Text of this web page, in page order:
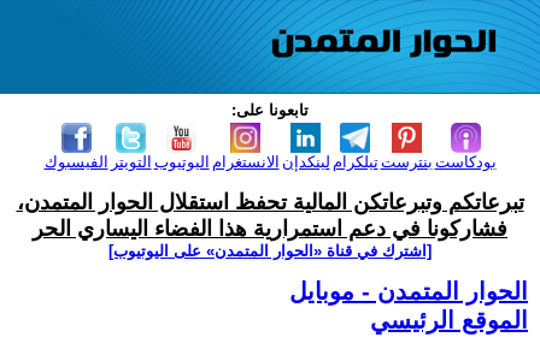
تابعونا على:
الفيسبوك التويتر اليوتيوب الانستغرام لينكدإن تيلكرامبنترست بودكاست
تبرعاتكم وتبرعاتكن المالية تحفظ استقلال الحوار المتمدن،
فشاركونا في دعم استمرارية هذا الفضاء اليساري الحر
[اشترك في قناة ‫«الحوار المتمدن» على اليوتيوب]
الحوار المتمدن - موبايل
الموقع الرئيسي